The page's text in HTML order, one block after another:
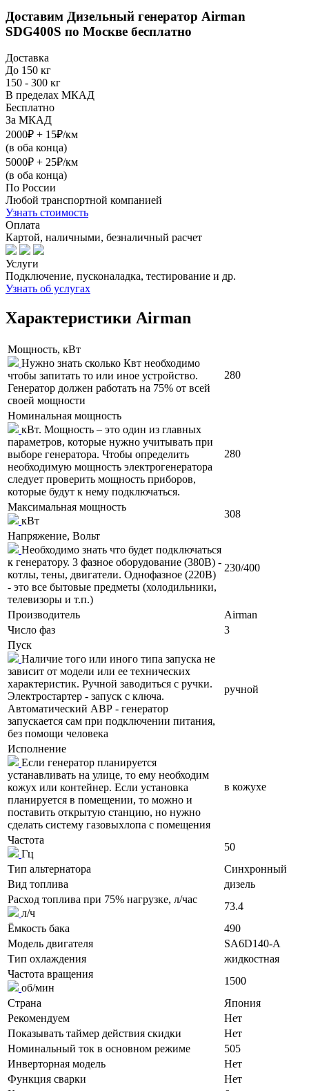
Доставим Дизельный генератор Airman
SDG400S по Москве бесплатно
Доставка
До 150 кг
150 - 300 кг
В пределах МКАД
Бесплатно
За МКАД
2000₽ + 15₽/км
(в оба конца)
5000₽ + 25₽/км
(в оба конца)
По России
Любой транспортной компанией
Узнать стоимость
Оплата
Картой, наличными, безналичный расчет
Услуги
Подключение, пусконаладка, тестирование и др.
Узнать об услугах
Характеристики Airman
Мощность, кВт
Нужно знать сколько Квт необходимо
чтобы запитать то или иное устройство.
Генератор должен работать на 75% от всей
своей мощности
280
Номинальная мощность
кВт. Мощность – это один из главных
параметров, которые нужно учитывать при
выборе генератора. Чтобы определить
необходимую мощность электрогенератора
следует проверить мощность приборов,
которые будут к нему подключаться.
280
Максимальная мощность
кВт
308
Напряжение, Вольт
Необходимо знать что будет подключаться
к генератору. 3 фазное оборудование (380В) -
котлы, тены, двигатели. Однофазное (220В)
- это все бытовые предметы (холодильники,
телевизоры и т.п.)
230/400
Производитель
Airman
Число фаз
3
Пуск
Наличие того или иного типа запуска не
зависит от модели или ее технических
характеристик. Ручной заводиться с ручки.
Электростартер - запуск с ключа.
Автоматический АВР - генератор
запускается сам при подключении питания,
без помощи человека
ручной
Исполнение
Если генератор планируется
устанавливать на улице, то ему необходим
кожух или контейнер. Если установка
планируется в помещении, то можно и
поставить открытую станцию, но нужно
сделать систему газовыхлопа с помещения
в кожухе
Частота
Гц
50
Тип альтернатора
Синхронный
Вид топлива
дизель
Расход топлива при 75% нагрузке, л/час
л/ч
73.4
Ёмкость бака
490
Модель двигателя
SA6D140-A
Тип охлаждения
жидкостная
Частота вращения
об/мин
1500
Страна
Япония
Рекомендуем
Нет
Показывать таймер действия скидки
Нет
Номинальный ток в основном режиме
505
Инверторная модель
Нет
Функция сварки
Нет